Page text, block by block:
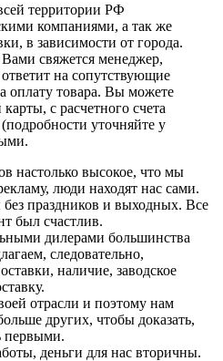
территории РФ
компаниями, а так же
в зависимости от города.
Вами свяжется менеджер,
на сопутствующие
оплату товара. Вы можете
с расчетного счета
уточняйте у
настолько высокое, что мы
люди находят нас сами.
праздников и выходных. Все
был счастлив.
дилерами большинства
следовательно,
наличие, заводское
отрасли и поэтому нам
других, чтобы доказать,
первыми.
деньги для нас вторичны.